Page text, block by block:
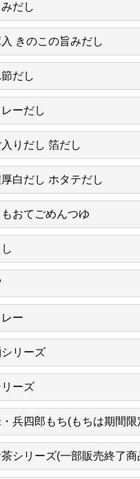
だし
きのこの旨みだし
だし
ーだし
りだし 箔だし
白だし ホタテだし
おてごめんつゆ
ー
リーズ
ーズ
兵四郎もち(もちは期間限
シリーズ(一部販売終了商